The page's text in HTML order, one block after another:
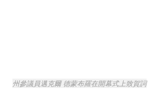
州參議員邁克爾 德蒙布羅在開幕式上致賀詞